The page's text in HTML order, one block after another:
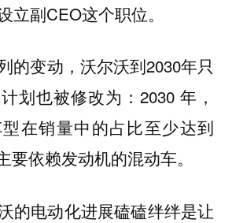
立副CEO这个职位。
的变动，沃尔沃到2030年只
划也被修改为：2030 年，
在销量中的占比至少达到
要依赖发动机的混动车。
的电动化进展磕磕绊绊是让